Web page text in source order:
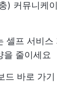
) 커뮤니케
셀프 서비스
을 줄이세요
드 바로 가